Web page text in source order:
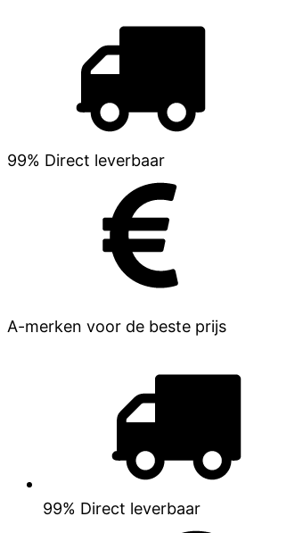
99% Direct leverbaar
A-merken voor de beste prijs
99% Direct leverbaar